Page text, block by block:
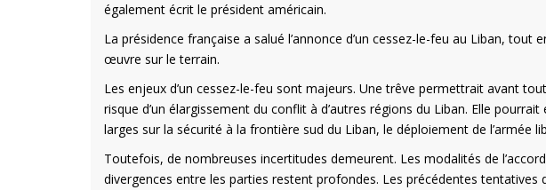
également écrit le président américain.
La présidence française a salué l’annonce d’un cessez-le-feu au Liban, tout
œuvre sur le terrain.
Les enjeux d’un cessez-le-feu sont majeurs. Une trêve permettrait avant
risque d’un élargissement du conflit à d’autres régions du Liban. Elle
larges sur la sécurité à la frontière sud du Liban, le déploiement de l’armée
Toutefois, de nombreuses incertitudes demeurent. Les modalités de
divergences entre les parties restent profondes. Les précédentes